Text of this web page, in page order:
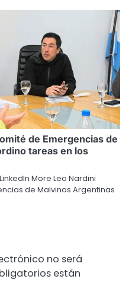
de Emergencias de
tareas en los
More Leo Nardini
de Malvinas Argentinas
no será
están